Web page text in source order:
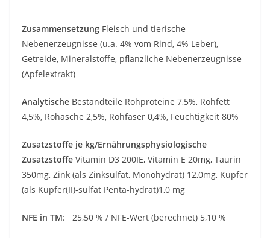
Zusammensetzung Fleisch und tierische
Nebenerzeugnisse (u.a. 4% vom Rind, 4% Leber),
Getreide, Mineralstoffe, pflanzliche Nebenerzeugnisse
(Apfelextrakt)
Analytische Bestandteile Rohproteine 7,5%, Rohfett
4,5%, Rohasche 2,5%, Rohfaser 0,4%, Feuchtigkeit 80%
Zusatzstoffe je kg/Ernährungsphysiologische
Zusatzstoffe Vitamin D3 200IE, Vitamin E 20mg, Taurin
350mg, Zink (als Zinksulfat, Monohydrat) 12,0mg, Kupfer
(als Kupfer(II)-sulfat Penta-hydrat)1,0 mg
NFE in TM: 25,50 % / NFE-Wert (berechnet) 5,10 %